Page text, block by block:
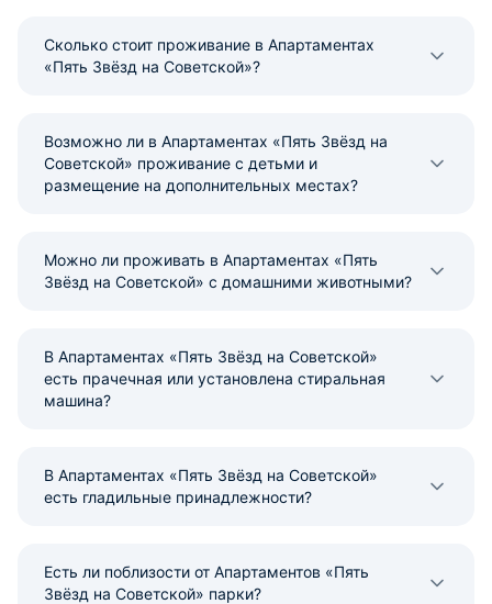
Сколько стоит проживание в Апартаментах
«Пять Звёзд на Советской»?
Возможно ли в Апартаментах «Пять Звёзд на
Советской» проживание с детьми и
размещение на дополнительных местах?
Можно ли проживать в Апартаментах «Пять
Звёзд на Советской» с домашними животными?
В Апартаментах «Пять Звёзд на Советской»
есть прачечная или установлена стиральная
машина?
В Апартаментах «Пять Звёзд на Советской»
есть гладильные принадлежности?
Есть ли поблизости от Апартаментов «Пять
Звёзд на Советской» парки?